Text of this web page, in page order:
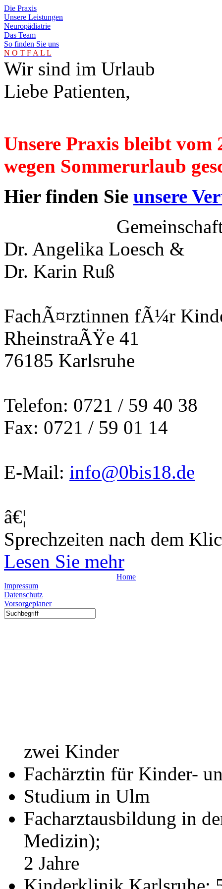
Die Praxis
Unsere Leistungen
Neuropädiatrie
Das Team
So finden Sie uns
N O T F A L L
Wir sind im Urlaub
Liebe Patienten,
Unsere Praxis bleibt vom
wegen Sommerurlaub
Hier finden Sie unsere
Dr. Angelika Loesch &
Dr. Karin Ruß
FachÃ¤rztinnen fÃ¼r
RheinstraÃŸe 41
76185 Karlsruhe
Telefon: 0721 / 59 40 38
Fax: 0721 / 59 01 14
E-Mail: info@0bis18.de
â€¦
Sprechzeiten nach dem
Lesen Sie mehr
Home
Impressum
Datenschutz
Vorsorgeplaner
zwei Kinder
Fachärztin für Kinder-
Studium in Ulm
Facharztausbildung in
Medizin);
2 Jahre